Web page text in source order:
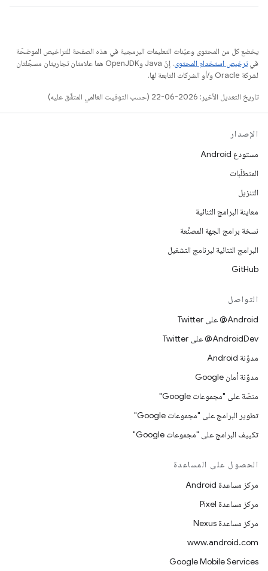
يخضع كل من المحتوى وعيّنات التعليمات البرمجية في هذه الصفحة للتراخيص الموضحّة
فيترخيص استخدام المحتوى
. إنّ Java وOpenJDK هما علامتان تجاريتان مسجَّلتان
لشركة Oracle و/أو الشركات التابعة لها.
تاريخ التعديل الأخير: 2026-06-22 (حسب التوقيت العالمي المتفَّق عليه)
الإصدار
مستودع Android
المتطلّبات
التنزيل
معاينة البرامج الثنائية
نسخة برامج الجهة المصنِّعة
البرامج الثنائية لبرنامج التشغيل
GitHub
التواصل
‎@Android على Twitter
‎@AndroidDev على Twitter
مدوّنة Android
مدوّنة أمان Google
منصّة على "مجموعات Google"
تطوير البرامج على "مجموعات Google"
تكييف البرامج على "مجموعات Google"
الحصول على المساعدة
مركز مساعدة Android
مركز مساعدة Pixel
مركز مساعدة Nexus
www.android.com
Google Mobile Services